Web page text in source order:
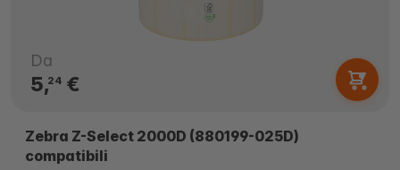
Da
5,24€
Zebra Z-Select 2000D (880199-025D)
compatibili